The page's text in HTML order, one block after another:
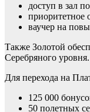
доступ в зал
приоритетное
ваучер на
Также Золотой
Серебряного уровня.
Для перехода на
125 000
50 полетных